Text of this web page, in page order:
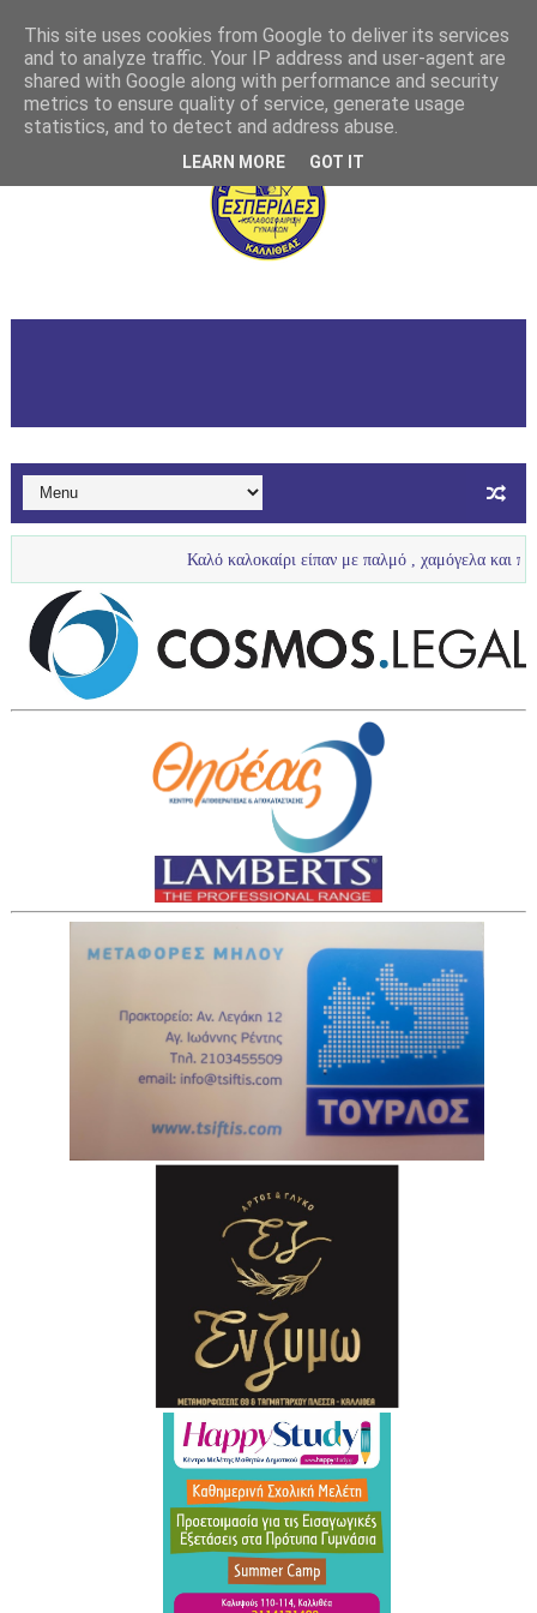
Καλό καλοκαίρι είπαν με παλμό , χαμόγελα και πολύ νερό τα
This site uses cookies from Google to deliver its services
and to analyze traffic. Your IP address and user-agent are
shared with Google along with performance and security
metrics to ensure quality of service, generate usage
statistics, and to detect and address abuse.
LEARN MORE GOT IT